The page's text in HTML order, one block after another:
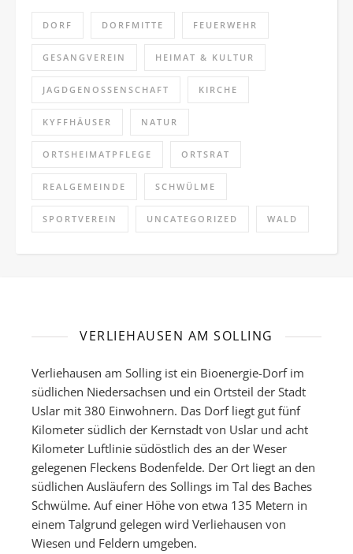
DORF DORFMITTE FEUERWEHR
GESANGVEREIN HEIMAT & KULTUR
JAGDGENOSSENSCHAFT KIRCHE
KYFFHÄUSER NATUR
ORTSHEIMATPFLEGE ORTSRAT
REALGEMEINDE SCHWÜLME
SPORTVEREIN UNCATEGORIZED WALD
VERLIEHAUSEN AM SOLLING
Verliehausen am Solling ist ein Bioenergie-Dorf im
südlichen Niedersachsen und ein Ortsteil der Stadt
Uslar mit 380 Einwohnern. Das Dorf liegt gut fünf
Kilometer südlich der Kernstadt von Uslar und acht
Kilometer Luftlinie südöstlich des an der Weser
gelegenen Fleckens Bodenfelde. Der Ort liegt an den
südlichen Ausläufern des Sollings im Tal des Baches
Schwülme. Auf einer Höhe von etwa 135 Metern in
einem Talgrund gelegen wird Verliehausen von
Wiesen und Feldern umgeben.